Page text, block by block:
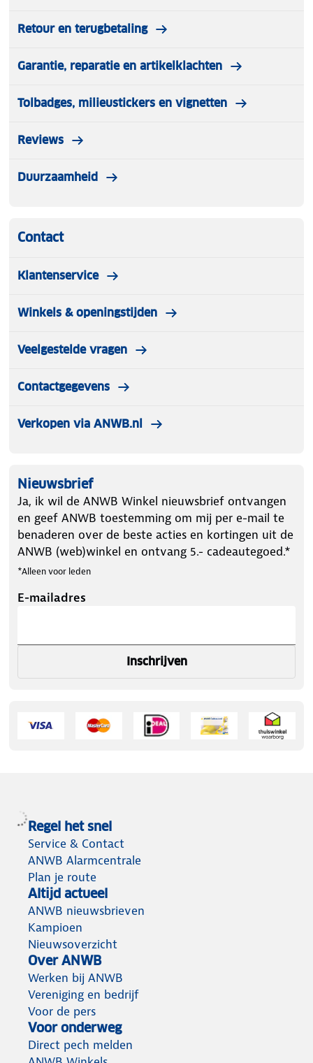
Retour en terugbetaling
Garantie, reparatie en artikelklachten
Tolbadges, milieustickers en vignetten
Reviews
Duurzaamheid
Contact
Klantenservice
Winkels & openingstijden
Veelgestelde vragen
Contactgegevens
Verkopen via ANWB.nl
Nieuwsbrief
Ja, ik wil de ANWB Winkel nieuwsbrief ontvangen
en geef ANWB toestemming om mij per e-mail te
benaderen over de beste acties en kortingen uit de
ANWB (web)winkel en ontvang 5.- cadeautegoed.*
*Alleen voor leden
E-mailadres
Inschrijven
Regel het snel
Service & Contact
ANWB Alarmcentrale
Plan je route
Altijd actueel
ANWB nieuwsbrieven
Kampioen
Nieuwsoverzicht
Over ANWB
Werken bij ANWB
Vereniging en bedrijf
Voor de pers
Voor onderweg
Direct pech melden